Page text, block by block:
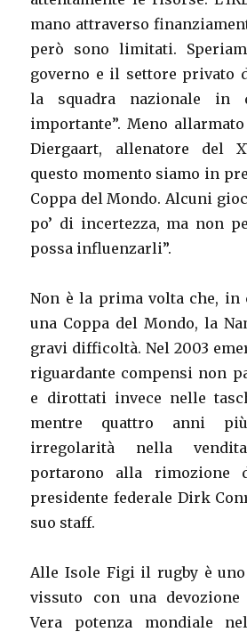
mano attraverso
però sono limitati.
governo e il settore privato
la squadra nazionale in
importante”. Meno
Diergaart, allenatore del
questo momento siamo in
Coppa del Mondo. Alcuni
po’ di incertezza, ma non
possa influenzarli”.
Non è la prima volta che, in
una Coppa del Mondo, la
gravi difficoltà. Nel 2003
riguardante compensi non
e dirottati invece nelle
mentre quattro anni
irregolarità nella
portarono alla rimozione
presidente federale Dirk
suo staff.
Alle Isole Figi il rugby è
vissuto con una
Vera potenza mondiale